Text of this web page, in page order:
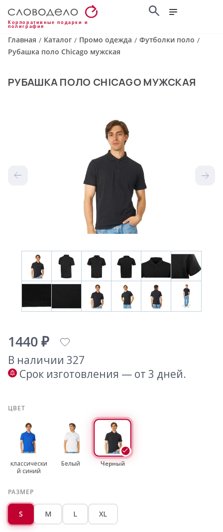
Корпоративные подарки и
полиграфия
Главная / Каталог / Промо одежда / Футболки поло /
Рубашка поло Chicago мужская
РУБАШКА ПОЛО CHICAGO МУЖСКАЯ
1440 ₽
В наличии 327
Срок изготовления — от 3 дней.
ЦВЕТ
классически
й синий
Белый Черный
РАЗМЕР
S M L XL